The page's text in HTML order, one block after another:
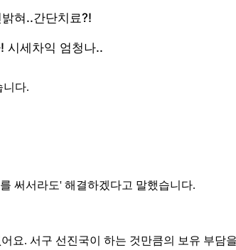
니다.
써서라도' 해결하겠다고 말했습니다.
요. 서구 선진국이 하는 것만큼의 보유 부담